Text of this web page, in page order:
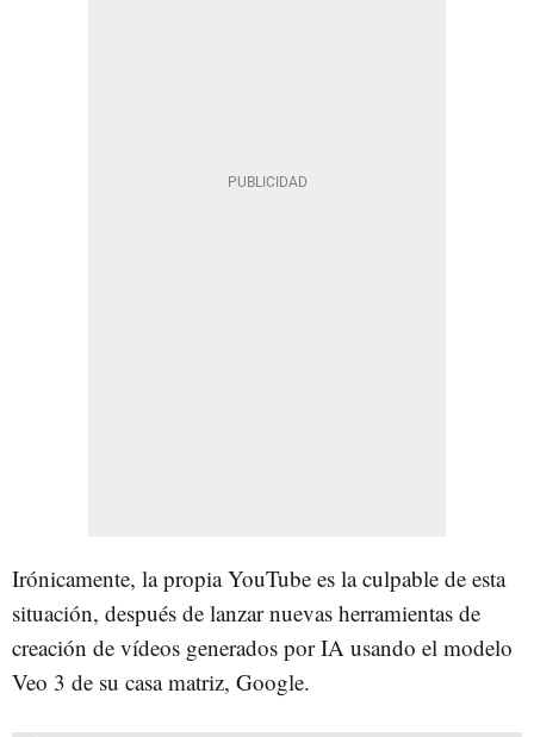
Irónicamente, la propia YouTube es la culpable de esta
situación, después de lanzar nuevas herramientas de
creación de vídeos generados por IA usando el modelo
Veo 3 de su casa matriz, Google.